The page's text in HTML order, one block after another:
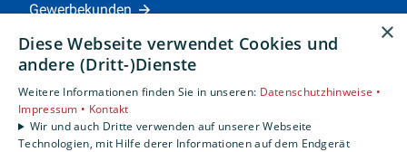
Gewerbekunden
Unternehmen
Standorte
Siegen
×
Diese Webseite verwendet Cookies und
andere (Dritt-)Dienste
Weitere Informationen finden Sie in unseren: Datenschutzhinweise •
Impressum • Kontakt
Wir und auch Dritte verwenden auf unserer Webseite
Technologien, mit Hilfe derer Informationen auf dem Endgerät